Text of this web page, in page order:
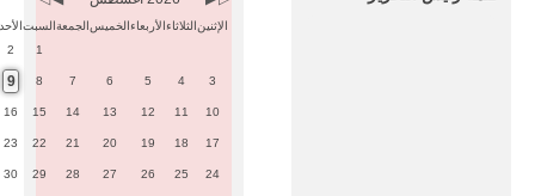
الإثنينالثلاثاءالأربعاءالخميسالجمعةالسبتالأحد
1
2
3
4
5
6
7
8
9
10
11
12
13
14
15
16
17
18
19
20
21
22
23
24
25
26
27
28
29
30